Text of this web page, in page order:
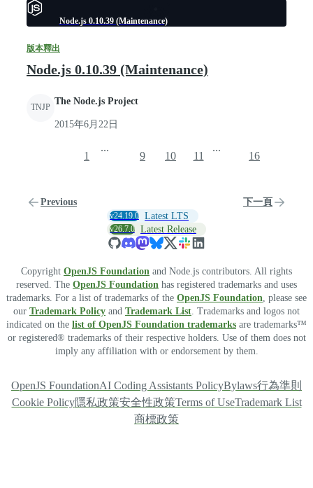
Node.js 0.10.39 (Maintenance)
版本釋出
Node.js 0.10.39 (Maintenance)
TNJP
The Node.js Project
2015年6月22日
Previous
1
...
9 10 11
...
16
下一頁
v24.19.0 Latest LTS
v26.7.0 Latest Release
Copyright OpenJS Foundation and Node.js contributors. All rights
reserved. The OpenJS Foundation has registered trademarks and uses
trademarks. For a list of trademarks of the OpenJS Foundation , please see
our Trademark Policy and Trademark List . Trademarks and logos not
indicated on the list of OpenJS Foundation trademarks are trademarks™
or registered® trademarks of their respective holders. Use of them does not
imply any affiliation with or endorsement by them.
OpenJS FoundationAI Coding Assistants PolicyBylaws行為準則
Cookie Policy隱私政策安全性政策Terms of UseTrademark List
商標政策